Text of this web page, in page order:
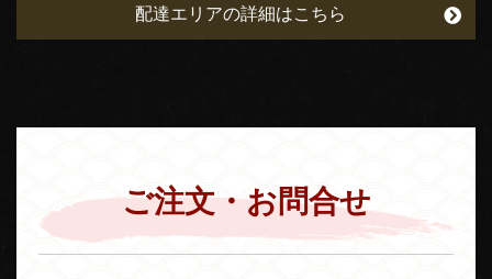
配達エリアの詳細はこちら
ご注文・お問合せ